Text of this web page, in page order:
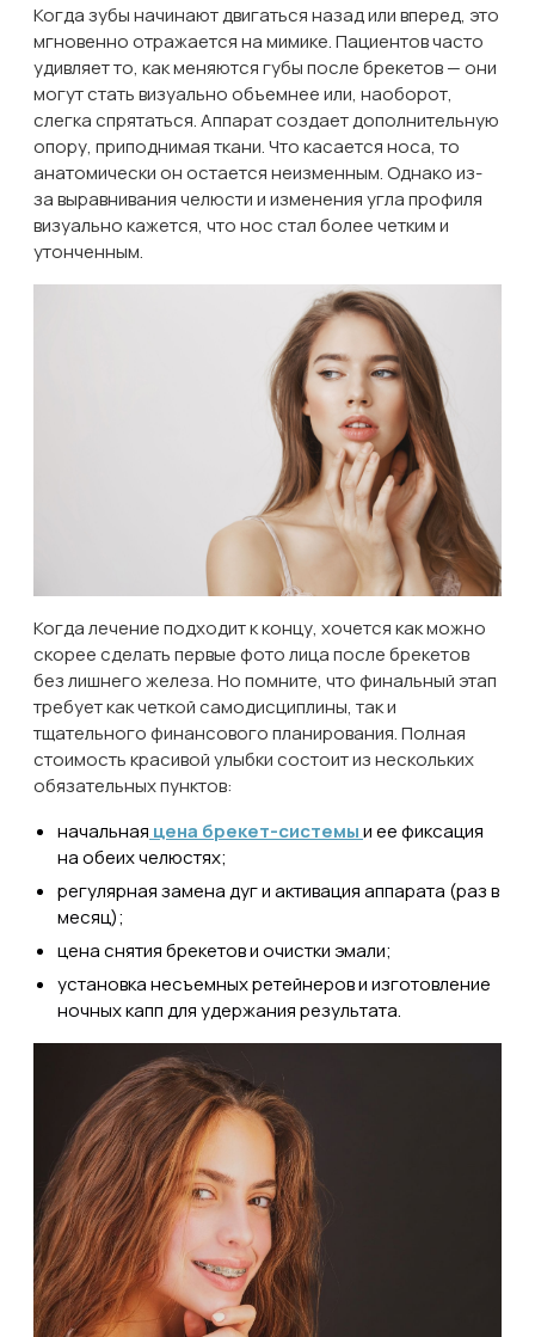
Когда зубы начинают двигаться назад или вперед, это
мгновенно отражается на мимике. Пациентов часто
удивляет то, как меняются губы после брекетов — они
могут стать визуально объемнее или, наоборот,
слегка спрятаться. Аппарат создает дополнительную
опору, приподнимая ткани. Что касается носа, то
анатомически он остается неизменным. Однако из-
за выравнивания челюсти и изменения угла профиля
визуально кажется, что нос стал более четким и
утонченным.
Когда лечение подходит к концу, хочется как можно
скорее сделать первые фото лица после брекетов
без лишнего железа. Но помните, что финальный этап
требует как четкой самодисциплины, так и
тщательного финансового планирования. Полная
стоимость красивой улыбки состоит из нескольких
обязательных пунктов:
начальная цена брекет-системыи ее фиксация
на обеих челюстях;
регулярная замена дуг и активация аппарата (раз в
месяц);
цена снятия брекетов и очистки эмали;
установка несъемных ретейнеров и изготовление
ночных капп для удержания результата.